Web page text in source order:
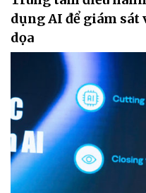
dụng AI để giám sát
dọa